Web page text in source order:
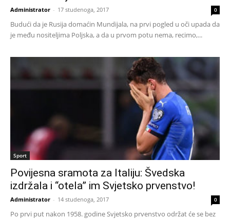
Administrator - 17 studenoga, 2017 0
Budući da je Rusija domaćin Mundijala, na prvi pogled u oči upada da
je među nositeljima Poljska, a da u prvom potu nema, recimo,...
Sport
Povijesna sramota za Italiju: Švedska
izdržala i “otela” im Svjetsko prvenstvo!
Administrator - 14 studenoga, 2017 0
Po prvi put nakon 1958. godine Svjetsko prvenstvo održat će se bez